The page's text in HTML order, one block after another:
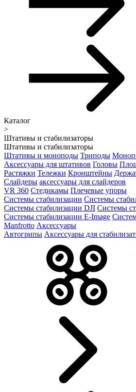
Каталог
>
Штативы и стабилизаторы
Штативы и стабилизаторы
Штативы и моноподы Триподы
Аксессуары для штативов Головы
Растяжки Тележки Кронштейны
Слайдеры аксессуары для слайдеров
VR 360 Стедикамы Плечевые упоры
Системы стабилизации Системы
Системы стабилизации DJI Системы
Системы стабилизации E-Image
Manfrotto Аксессуары
Автогрипы Аксессуары для